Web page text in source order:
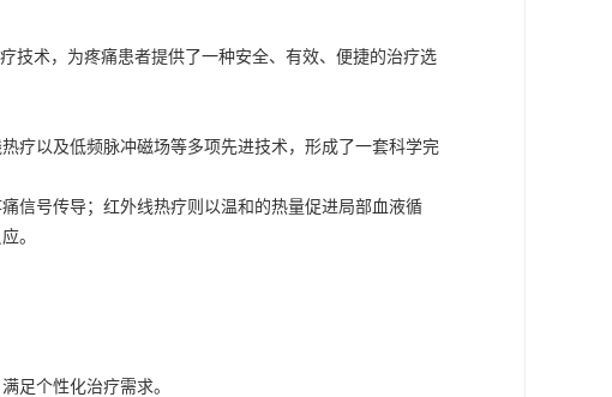
技术，为疼痛患者提供了一种安全、有效、便捷的治疗选
疗以及低频脉冲磁场等多项先进技术，形成了一套科学完
信号传导；红外线热疗则以温和的热量促进局部血液循
。
足个性化治疗需求。